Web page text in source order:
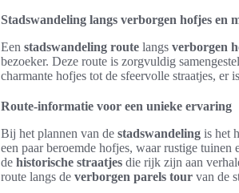
Stadswandeling langs verborgen hofjes en
Een stadswandeling route langs verborgen
bezoeker. Deze route is zorgvuldig
charmante hofjes tot de sfeervolle straatjes, er
Route-informatie voor een unieke ervaring
Bij het plannen van de stadswandeling is het
een paar beroemde hofjes, waar rustige
de historische straatjes die rijk zijn aan
route langs de verborgen parels tour van de